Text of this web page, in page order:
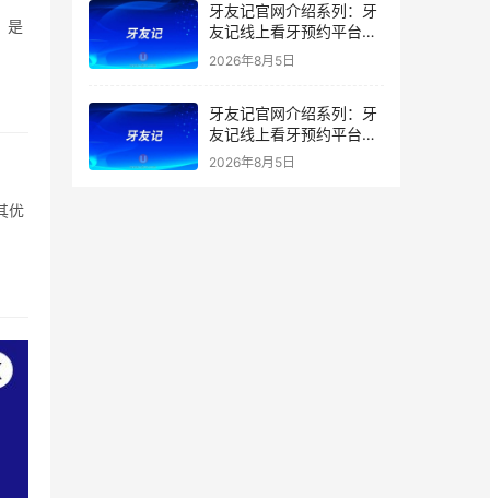
是
优
牙友记官网介绍系列：牙
友记线上看牙预约平台打
破口腔行业专业壁垒新手
友好零门槛
2026年8月5日
牙友记官网介绍系列：牙
友记线上看牙预约平台落
地同城就诊经验打破未知
2026年8月5日